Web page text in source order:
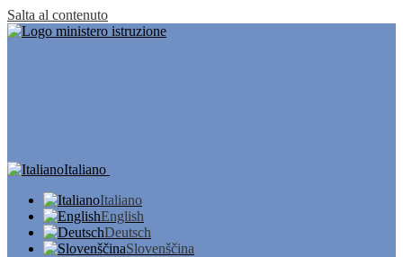
Salta al contenuto
Italiano
Italiano
English
Deutsch
Slovenščina